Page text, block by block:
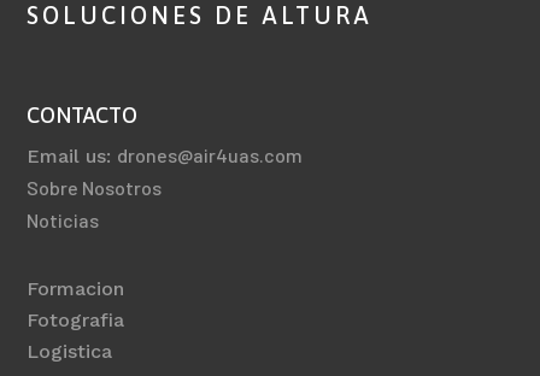
SOLUCIONES DE ALTURA
CONTACTO
Email us: drones@air4uas.com
Sobre Nosotros
Noticias
Formacion
Fotografia
Logistica